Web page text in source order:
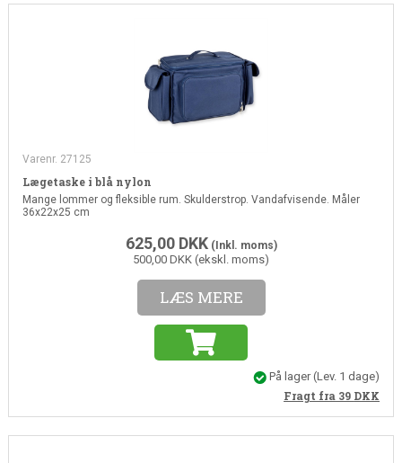
Varenr. 27125
Lægetaske i blå nylon
Mange lommer og fleksible rum. Skulderstrop. Vandafvisende. Måler
36x22x25 cm
625,00 DKK(Inkl. moms)
500,00 DKK (ekskl. moms)
LÆS MERE
På lager(Lev. 1 dage)
Fragt fra 39 DKK